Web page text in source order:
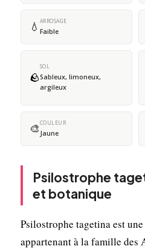
💧 ARROSAGE
Faible
🪨
SOL
Sableux, limoneux,
argileux
🎨COULEUR
Jaune
Psilostrophe
et botanique
Psilostrophe tagetina est
appartenant à la famille des